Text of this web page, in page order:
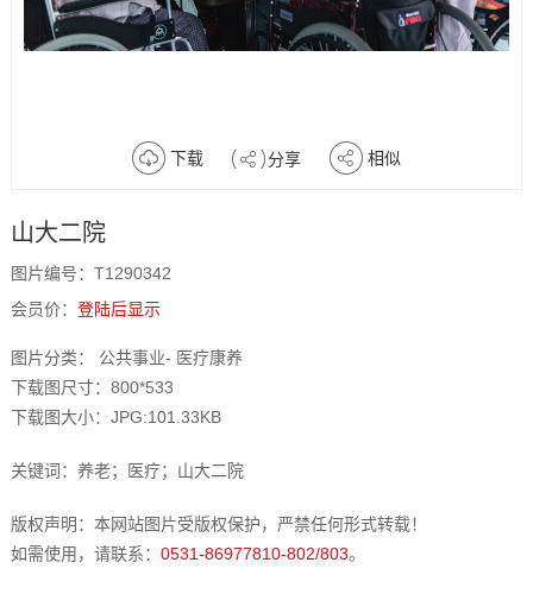
下载 分享 相似
山大二院
图片编号：T1290342
会员价： 登陆后显示
图片分类： 公共事业- 医疗康养
下载图尺寸：800*533
下载图大小：JPG:101.33KB
关键词：养老；医疗；山大二院
版权声明：本网站图片受版权保护，严禁任何形式转载！
如需使用，请联系： 0531-86977810-802/803。